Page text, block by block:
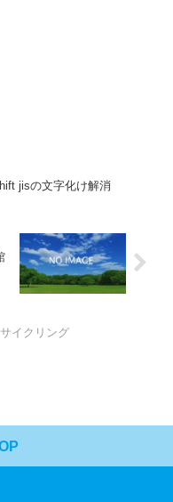
jisの文字化け解消
イクリング